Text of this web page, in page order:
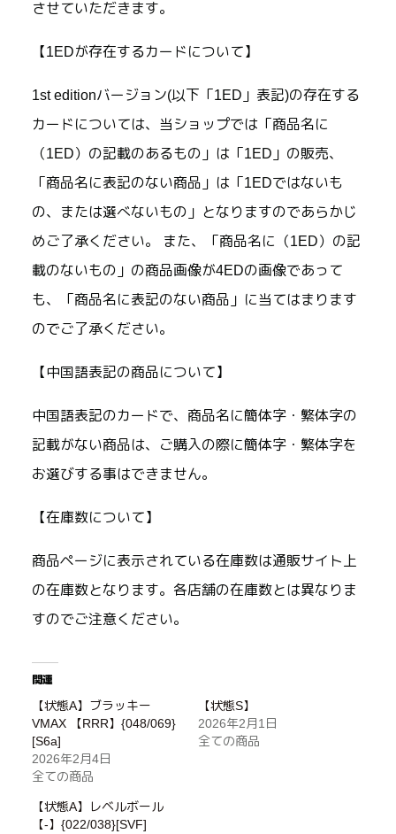
させていただきます。
【1EDが存在するカードについて】
1st editionバージョン(以下「1ED」表記)の存在する
カードについては、当ショップでは「商品名に
（1ED）の記載のあるもの」は「1ED」の販売、
「商品名に表記のない商品」は「1EDではないも
の、または選べないもの」となりますのであらかじ
めご了承ください。 また、「商品名に（1ED）の記
載のないもの」の商品画像が4EDの画像であって
も、「商品名に表記のない商品」に当てはまります
のでご了承ください。
【中国語表記の商品について】
中国語表記のカードで、商品名に簡体字・繁体字の
記載がない商品は、ご購入の際に簡体字・繁体字を
お選びする事はできません。
【在庫数について】
商品ページに表示されている在庫数は通販サイト上
の在庫数となります。各店舗の在庫数とは異なりま
すのでご注意ください。
関連
【状態A】ブラッキー
VMAX 【RRR】{048/069}
[S6a]
2026年2月4日
全ての商品
【状態S】
2026年2月1日
全ての商品
【状態A】レベルボール
【-】{022/038}[SVF]